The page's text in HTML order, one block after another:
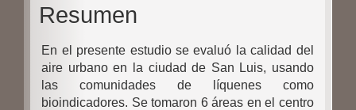
e
l
a
r
Resumen
En el presente estudio se evaluó la calidad del
aire urbano en la ciudad de San Luis, usando
las comunidades de líquenes como
bioindicadores. Se tomaron 6 áreas en el centro